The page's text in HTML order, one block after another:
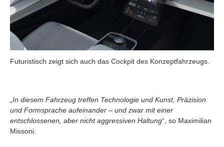
Futuristisch zeigt sich auch das Cockpit des Konzeptfahrzeugs.
In diesem Fahrzeug treffen Technologie und Kunst, Präzision
und Formsprache aufeinander – und zwar mit einer
entschlossenen, aber nicht aggressiven Haltung“, so Maximilian
Missoni.